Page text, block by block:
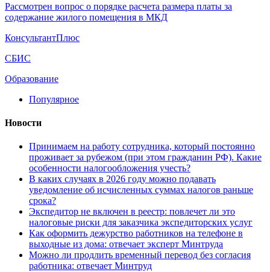
Рассмотрен вопрос о порядке расчета размера платы за
содержание жилого помещения в МКД
КонсультантПлюс
СБИС
Образование
Популярное
Новости
Принимаем на работу сотрудника, который постоянно
проживает за рубежом (при этом гражданин РФ). Какие
особенности налогообложения учесть?
В каких случаях в 2026 году можно подавать
уведомление об исчисленных суммах налогов раньше
срока?
Экспедитор не включен в реестр: повлечет ли это
налоговые риски для заказчика экспедиторских услуг
Как оформить дежурство работников на телефоне в
выходные из дома: отвечает эксперт Минтруда
Можно ли продлить временный перевод без согласия
работника: отвечает Минтруд